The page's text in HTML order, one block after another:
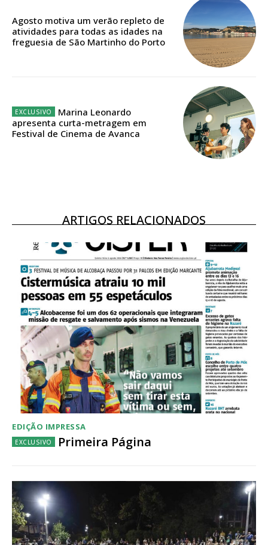
Acesso aos conteúdos Exclusivos para
assinantes
12 meses
Acesso ao conteúdo online
Acesso aos conteúdos Exclusivos para
assinantes
Ofertas para assinatura anual
Escolha o plano
Agosto motiva um verão repleto de
atividades para todas as idades na
freguesia de São Martinho do Porto
Marina Leonardo
apresenta curta-metragem em
Festival de Cinema de Avanca
ARTIGOS RELACIONADOS
EDIÇÃO IMPRESSA
Primeira Página